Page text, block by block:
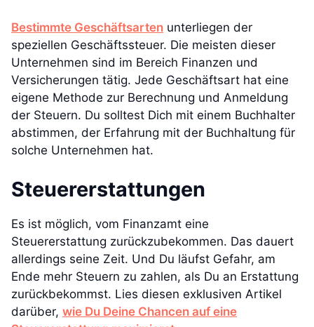
Bestimmte Geschäftsarten unterliegen der
speziellen Geschäftssteuer. Die meisten dieser
Unternehmen sind im Bereich Finanzen und
Versicherungen tätig. Jede Geschäftsart hat eine
eigene Methode zur Berechnung und Anmeldung
der Steuern. Du solltest Dich mit einem Buchhalter
abstimmen, der Erfahrung mit der Buchhaltung für
solche Unternehmen hat.
Steuererstattungen
Es ist möglich, vom Finanzamt eine
Steuererstattung zurückzubekommen. Das dauert
allerdings seine Zeit. Und Du läufst Gefahr, am
Ende mehr Steuern zu zahlen, als Du an Erstattung
zurückbekommst. Lies diesen exklusiven Artikel
darüber, wie Du Deine Chancen auf eine